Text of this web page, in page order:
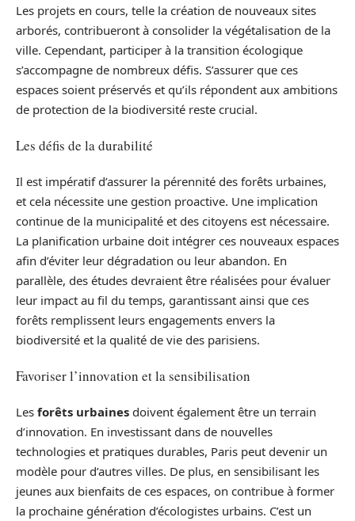
Les projets en cours, telle la création de nouveaux sites
arborés, contribueront à consolider la végétalisation de la
ville. Cependant, participer à la transition écologique
s’accompagne de nombreux défis. S’assurer que ces
espaces soient préservés et qu’ils répondent aux ambitions
de protection de la biodiversité reste crucial.
Les défis de la durabilité
Il est impératif d’assurer la pérennité des forêts urbaines,
et cela nécessite une gestion proactive. Une implication
continue de la municipalité et des citoyens est nécessaire.
La planification urbaine doit intégrer ces nouveaux espaces
afin d’éviter leur dégradation ou leur abandon. En
parallèle, des études devraient être réalisées pour évaluer
leur impact au fil du temps, garantissant ainsi que ces
forêts remplissent leurs engagements envers la
biodiversité et la qualité de vie des parisiens.
Favoriser l’innovation et la sensibilisation
Les forêts urbaines doivent également être un terrain
d’innovation. En investissant dans de nouvelles
technologies et pratiques durables, Paris peut devenir un
modèle pour d’autres villes. De plus, en sensibilisant les
jeunes aux bienfaits de ces espaces, on contribue à former
la prochaine génération d’écologistes urbains. C’est un